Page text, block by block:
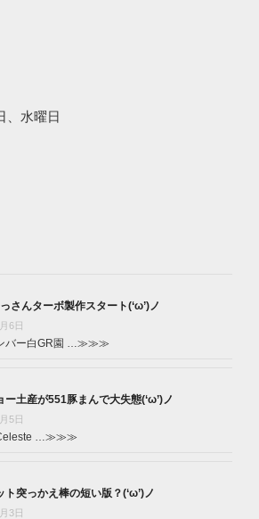
、水曜日
さんターボ製作スタート(‘ω’)ノ
6日
バー白GR園 … ≫≫≫
ー土産が551豚まんで大失態(‘ω’)ノ
5日
… ≫≫≫
ト突っかえ棒の短い版？(‘ω’)ノ
3日